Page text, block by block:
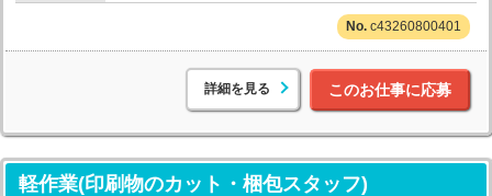
c43260800401
詳細を見る このお仕事に応募
軽作業(印刷物のカット・梱包スタッフ)